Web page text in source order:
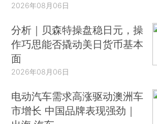
2026年08月06日
分析｜贝森特操盘稳日元，操
作巧思能否撬动美日货币基本
面
2026年08月06日
电动汽车需求高涨驱动澳洲车
市增长 中国品牌表现强劲｜